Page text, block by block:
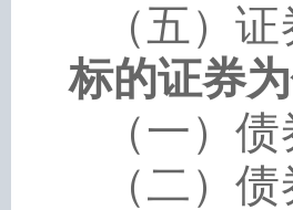
（五）证
标的证券
（一）债
（二）债